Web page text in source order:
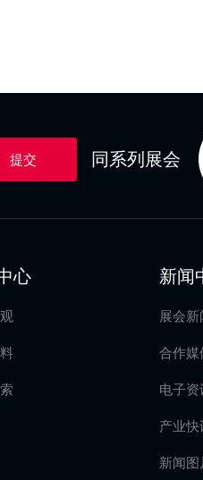
提交 同系列展会
心 新闻
展会新
合作媒
电子资
产业快
新闻图